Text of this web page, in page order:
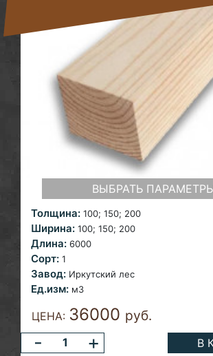
ВЫБРАТЬ
Толщина: 100; 150; 200
Ширина: 100; 150; 200
Длина: 6000
Сорт: 1
Завод: Иркутский лес
Ед.изм: м3
ЦЕНА: 36000 руб.
- + В